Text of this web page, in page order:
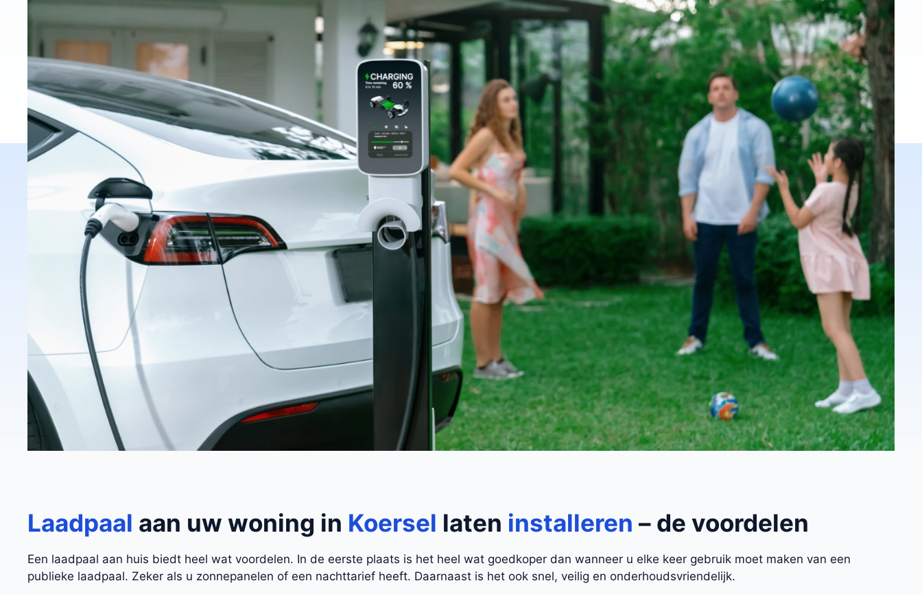
Laadpaal aan uw woning in Koersel laten installeren – de voordelen
Een laadpaal aan huis biedt heel wat voordelen. In de eerste plaats is het heel wat goedkoper dan wanneer u elke keer gebruik moet maken van een
publieke laadpaal. Zeker als u zonnepanelen of een nachttarief heeft. Daarnaast is het ook snel, veilig en onderhoudsvriendelijk.